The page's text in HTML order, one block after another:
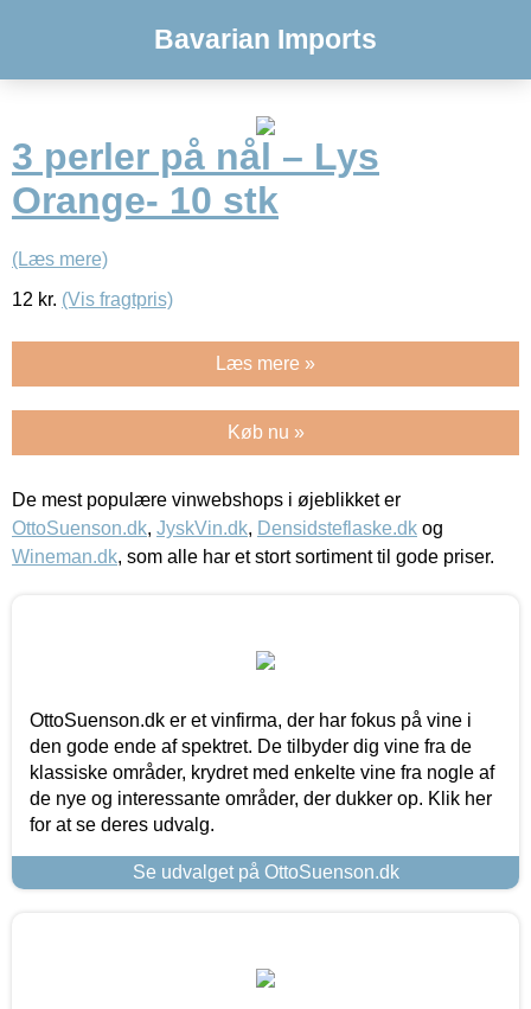
Bavarian Imports
3 perler på nål – Lys
Orange- 10 stk
(Læs mere)
12 kr. (Vis fragtpris)
Læs mere »
Køb nu »
De mest populære vinwebshops i øjeblikket er
OttoSuenson.dk, JyskVin.dk, Densidsteflaske.dk og
Wineman.dk, som alle har et stort sortiment til gode priser.
OttoSuenson.dk er et vinfirma, der har fokus på vine i
den gode ende af spektret. De tilbyder dig vine fra de
klassiske områder, krydret med enkelte vine fra nogle af
de nye og interessante områder, der dukker op. Klik her
for at se deres udvalg.
Se udvalget på OttoSuenson.dk